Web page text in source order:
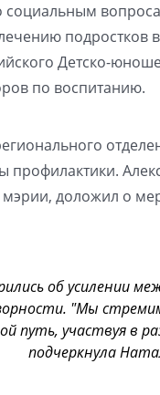
социальным
Детско-
по воспитанию.
профилактики.
мэрии, доложил о
об усилении
"Мы
путь, участвуя в
подчеркнула